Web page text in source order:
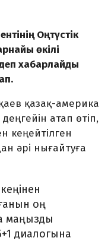
Оңтүстік
өкілі
хабарлайды
қазақ-америка
атап өтіп,
кеңейтілген
әрі нығайтуға
оң
маңызды
диалогына